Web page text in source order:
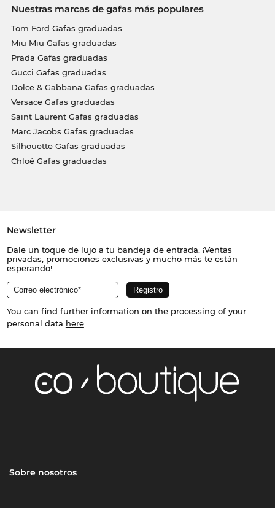
Nuestras marcas de gafas más populares
Tom Ford Gafas graduadas
Miu Miu Gafas graduadas
Prada Gafas graduadas
Gucci Gafas graduadas
Dolce & Gabbana Gafas graduadas
Versace Gafas graduadas
Saint Laurent Gafas graduadas
Marc Jacobs Gafas graduadas
Silhouette Gafas graduadas
Chloé Gafas graduadas
Newsletter
Dale un toque de lujo a tu bandeja de entrada. ¡Ventas
privadas, promociones exclusivas y mucho más te están
esperando!
You can find further information on the processing of your
personal data here
Sobre nosotros